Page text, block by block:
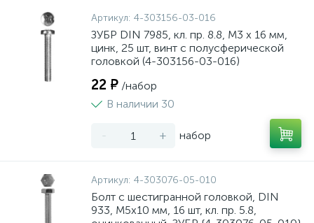
Артикул: 4-303156-03-016
ЗУБР DIN 7985, кл. пр. 8.8, M3 х 16 мм,
цинк, 25 шт, винт с полусферической
головкой (4-303156-03-016)
22 ₽ /набор
В наличии 30
- + набор
Артикул: 4-303076-05-010
Болт с шестигранной головкой, DIN
933, M5x10 мм, 16 шт, кл. пр. 5.8,